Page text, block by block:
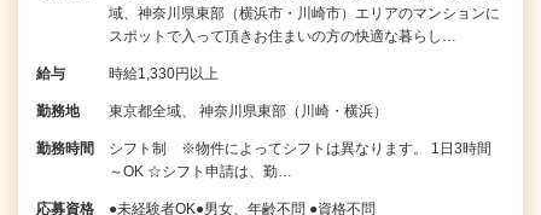
域、神奈川県東部（横浜市・川崎市）エリアのマンションに
スポットで入って頂きお住まいの方の快適な暮らし…
給与 時給1,330円以上
勤務地 東京都全域、 神奈川県東部（川崎・横浜）
勤務時間
シフト制 ※物件によってシフトは異なります。 1日3時間
～OK ☆シフト申請は、勤…
応募資格 ●未経験者OK●男女、年齢不問 ●資格不問